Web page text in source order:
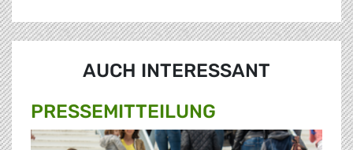
AUCH INTERESSANT
PRESSE­MITTEILUNG